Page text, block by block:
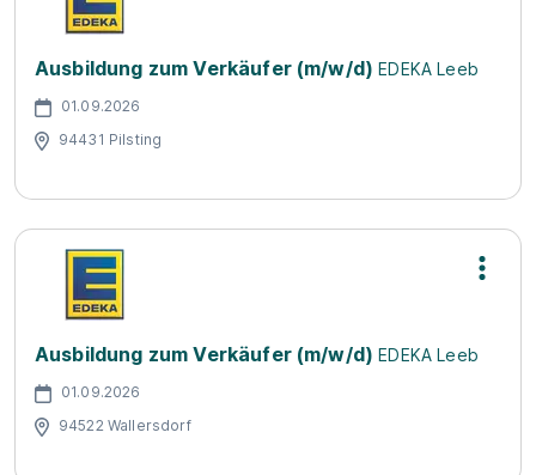
Ausbildung zum Verkäufer (m/w/d) EDEKA Leeb
01.09.2026
94431 Pilsting
Ausbildung zum Verkäufer (m/w/d) EDEKA Leeb
01.09.2026
94522 Wallersdorf